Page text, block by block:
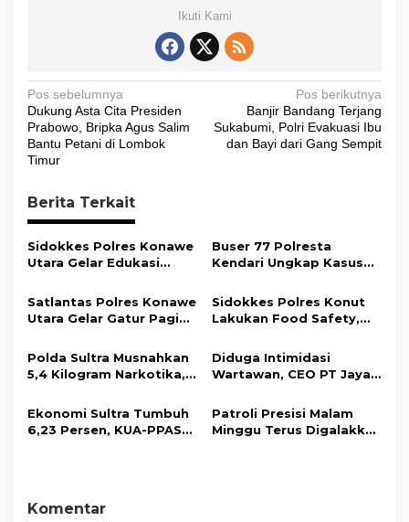
Ikuti Kami
N
a
v
g
a
s
p
o
s
Pos sebelumnya
Dukung Asta Cita Presiden
Prabowo, Bripka Agus Salim
Bantu Petani di Lombok
Timur
Pos berikutnya
Banjir Bandang Terjang
Sukabumi, Polri Evakuasi Ibu
dan Bayi dari Gang Sempit
Berita Terkait
Sidokkes Polres Konawe
Utara Gelar Edukasi
Koroner, Tingkatkan
Kesadaran Personel
akan Pentingnya Hidup
Buser 77 Polresta
Kendari Ungkap Kasus
Hasil Curian Berhasil
Diamankan
Satlantas Polres Konawe
Utara Gelar Gatur Pagi
Ciptakan Kamseltibcar
Lantas dan Pelayanan
Masyarakat
Sidokkes Polres Konut
Lakukan Food Safety,
Memenuhi Standar
Keamanan Dan Layak
Polda Sultra Musnahkan
5,4 Kilogram Narkotika,
dari Ancaman
Penyalahgunaan
Diduga Intimidasi
Wartawan, CEO PT Jaya
Terlapor Di Polres
Kolaka
Ekonomi Sultra Tumbuh
6,23 Persen, KUA-PPAS
Patroli Presisi Malam
Minggu Terus Digalakkan
Komentar